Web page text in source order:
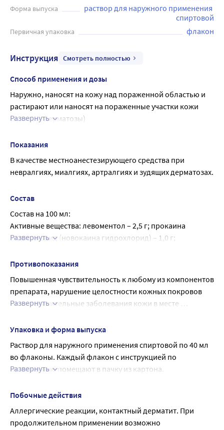
дискомфортом.
Форма выпуска
раствор для наружного применения
спиртовой
Первичная упаковка флакон
Инструкция Смотреть полностью
Способ применения и дозы
Наружно, наносят на кожу над пораженной областью и
растирают или наносят на пораженные участки кожи
(зудящие дерматозы)
зависимости
необходимости курс лечения повторяют.
Развернуть
Показания
В качестве местноанестезирующего средства при
невралгиях, миалгиях, артралгиях и зудящих дерматозах.
Состав
Состав на 100 мл:
Активные вещества: левоментол – 2,5 г; прокаина
гидрохлорид (новокаина гидрохлорид) – 1,0 г;
Вспомогательное вещество: этанол (этиловый спирт) 70
Развернуть
Противопоказания
Повышенная чувствительность к любому из компонентов
препарата, нарушение целостности кожных покровов
или воспалительные заболевания кожи в месте
Беременность, период лактации, детский возраст до 18
Развернуть
Упаковка и форма выпуска
Раствор для наружного применения спиртовой по 40 мл
во флаконы. Каждый флакон с инструкцией по
применению помещают в пачку из картона.
равным количеством инструкций по медицинскому
Развернуть
Побочные действия
Аллергические реакции, контактный дерматит. При
продолжительном применении возможно